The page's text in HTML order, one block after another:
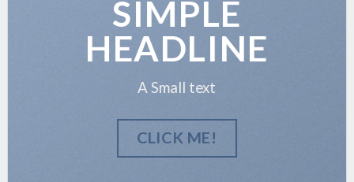
SIMPLE
HEADLINE
A Small text
CLICK ME!